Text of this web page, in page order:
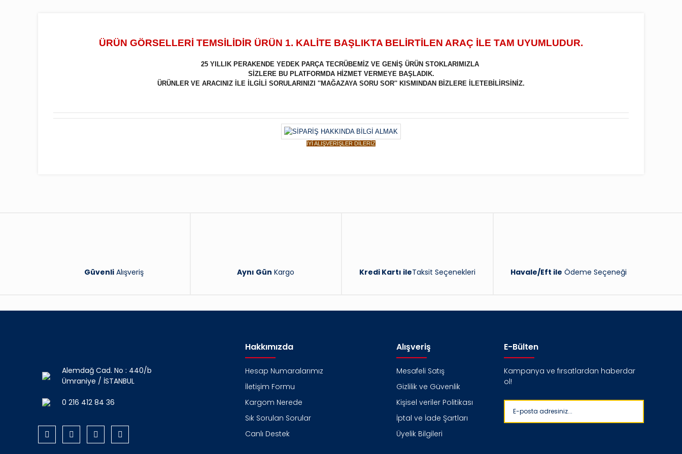
ÜRÜN GÖRSELLERİ TEMSİLİDİR ÜRÜN 1. KALİTE BAŞLIKTA BELİRTİLEN ARAÇ İLE TAM UYUMLUDUR.
25 YILLIK PERAKENDE YEDEK PARÇA TECRÜBEMİZ VE GENİŞ ÜRÜN STOKLARIMIZLA
SİZLERE BU PLATFORMDA HİZMET VERMEYE BAŞLADIK.
ÜRÜNLER VE ARACINIZ İLE İLGİLİ SORULARINIZI ''MAĞAZAYA SORU SOR'' KISMINDAN BİZLERE İLETEBİLİRSİNİZ.
İYİ ALIŞVERİŞLER DİLERİZ
GüvenliAlışveriş Aynı Gün Kargo Kredi Kartı ileTaksit Seçenekleri Havale/Eft ile Ödeme Seçeneği
Alemdağ Cad. No : 440/b
Ümraniye / İSTANBUL
0 216 412 84 36
Hakkımızda
Hesap Numaralarımız
İletişim Formu
Kargom Nerede
Sık Sorulan Sorular
Canlı Destek
Alışveriş
Mesafeli Satış
Gizlilik ve Güvenlik
Kişisel veriler Politikası
İptal ve İade Şartları
Üyelik Bilgileri
E-Bülten
Kampanya ve fırsatlardan haberdar
ol!